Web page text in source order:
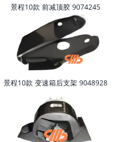
景程10款 前减顶胶 9074245
景程10款 变速箱后支架 9048928